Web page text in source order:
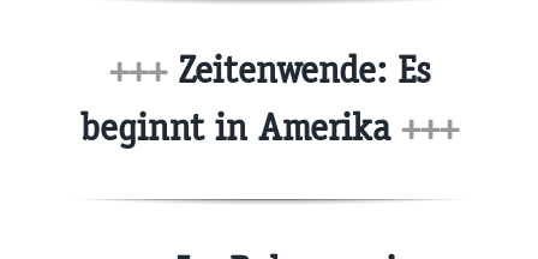
+++Zeitenwende: Es
beginnt in Amerika +++